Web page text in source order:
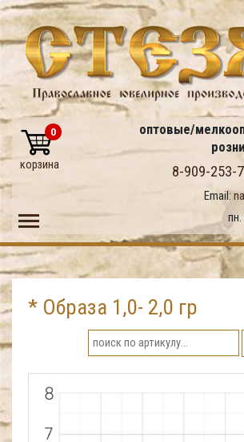
оптовые/
8-909-253-
Email:
0
корзина
Toggle main menu visibility
* Образа 1,0- 2,0 гр